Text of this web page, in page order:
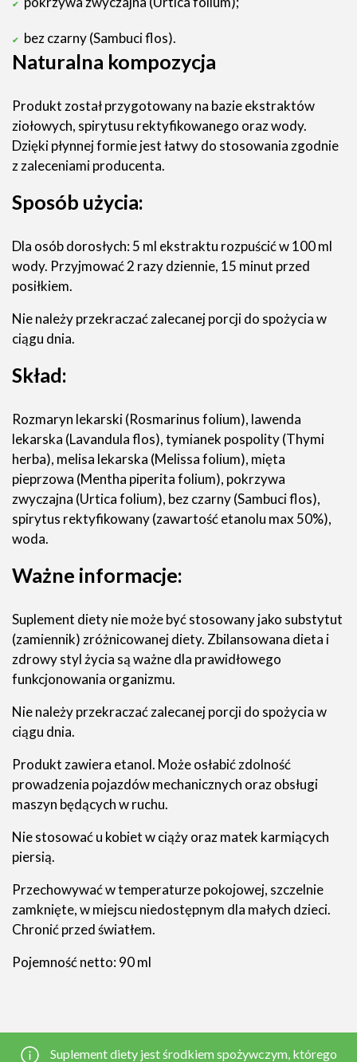
bez czarny (Sambuci flos).
Naturalna kompozycja
Produkt został przygotowany na bazie ekstraktów
ziołowych, spirytusu rektyfikowanego oraz wody.
Dzięki płynnej formie jest łatwy do stosowania zgodnie
z zaleceniami producenta.
Sposób użycia:
Dla osób dorosłych: 5 ml ekstraktu rozpuścić w 100 ml
wody. Przyjmować 2 razy dziennie, 15 minut przed
posiłkiem.
Nie należy przekraczać zalecanej porcji do spożycia w
ciągu dnia.
Skład:
Rozmaryn lekarski (Rosmarinus folium), lawenda
lekarska (Lavandula flos), tymianek pospolity (Thymi
herba), melisa lekarska (Melissa folium), mięta
pieprzowa (Mentha piperita folium), pokrzywa
zwyczajna (Urtica folium), bez czarny (Sambuci flos),
spirytus rektyfikowany (zawartość etanolu max 50%),
woda.
Ważne informacje:
Suplement diety nie może być stosowany jako substytut
(zamiennik) zróżnicowanej diety. Zbilansowana dieta i
zdrowy styl życia są ważne dla prawidłowego
funkcjonowania organizmu.
Nie należy przekraczać zalecanej porcji do spożycia w
ciągu dnia.
Produkt zawiera etanol. Może osłabić zdolność
prowadzenia pojazdów mechanicznych oraz obsługi
maszyn będących w ruchu.
Nie stosować u kobiet w ciąży oraz matek karmiących
piersią.
Przechowywać w temperaturze pokojowej, szczelnie
zamknięte, w miejscu niedostępnym dla małych dzieci.
Chronić przed światłem.
Pojemność netto: 90 ml
Suplement diety jest środkiem spożywczym, którego